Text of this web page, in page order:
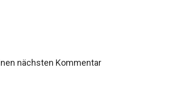
nächsten Kommentar